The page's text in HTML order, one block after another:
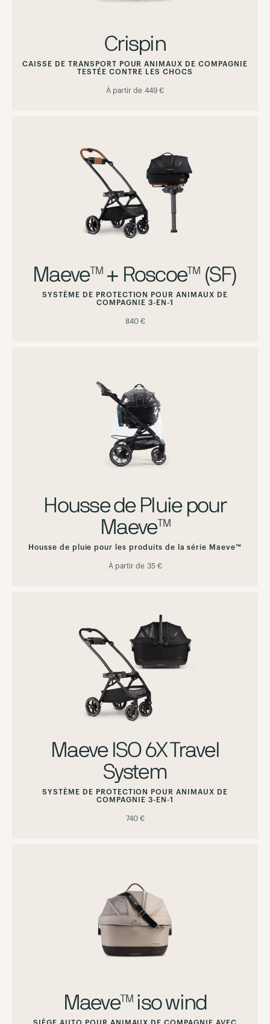
Crispin
CAISSE DE TRANSPORT POUR ANIMAUX DE COMPAGNIE
TESTÉE CONTRE LES CHOCS
À partir de 449 €
Maeve™ + Roscoe™ (SF)
SYSTÈME DE PROTECTION POUR ANIMAUX DE
COMPAGNIE 3-EN-1
840 €
Housse de Pluie pour
Maeve™
Housse de pluie pour les produits de la série Maeve™
À partir de 35 €
Maeve ISO 6X Travel
System
SYSTÈME DE PROTECTION POUR ANIMAUX DE
COMPAGNIE 3-EN-1
740 €
Maeve™ iso wind